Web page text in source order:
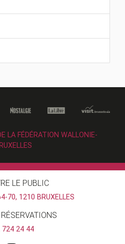
LA FÉDÉRATION WALLONIE-
LE PUBLIC
70, 1210 BRUXELLES
724 24 44